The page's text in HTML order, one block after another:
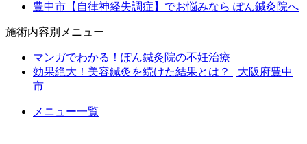
豊中市【自律神経失調症】でお悩みなら ぽん鍼灸院へ
施術内容別メニュー
マンガでわかる！ぽん鍼灸院の不妊治療
効果絶大！美容鍼灸を続けた結果とは？ | 大阪府豊中
市
メニュー一覧